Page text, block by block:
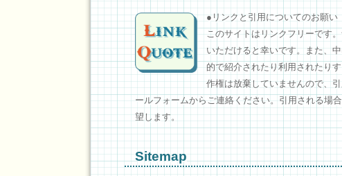
●リンクと引用についてのお願い
このサイトはリンクフリーです
いただけると幸いです。また、
的で紹介されたり利用されたり
作権は放棄していませんので、
ールフォームからご連絡ください。引用される場
望します。
Sitemap